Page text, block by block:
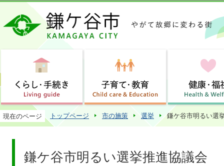
この
現在のページ トップページ 市の施策 選挙 鎌ケ谷市明るい選
鎌ケ谷市明るい選挙推進協議会